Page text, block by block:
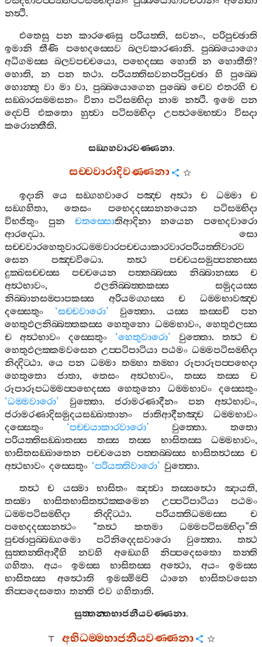
නත්‍ථි.
එතෙසු
පන කාරණෙසු පරියත‍්ති,සවනං, පරිපුච‍්ඡාති
ඉමානි
තීණි පභෙදස‍්සෙව බලවකාරණානි. පුබ‍්බයොගො
අධිගමස‍්ස බලවපච‍්චයො,පභෙදස‍්ස හොති න හොතීති?
හොති,න පන තථා. පරියත‍්තිසවනපරිපුච‍්ඡා හි
පුබ‍්බෙ
හොන‍්තු වා මා වා, පුබ‍්බයොගෙන පුබ‍්බෙ චෙව එතරහි ච
සඞ‍්ඛාරසම‍්මසනං විනා පටිසම‍්භිදා නාම නත්‍ථි.ඉමෙ පන
ද‍්වෙපි
එකතො හුත්‍වා පටිසම‍්භිදා උපත්‍ථම‍්භෙත්‍වා
විසදා
කරොන‍්තීති.
සඞ‍්ගහවාරවණ‍්ණනා.
සච‍්චවාරාදිවණ‍්ණනා
ඉදානි යෙ සඞ‍්ගහවාරෙ පඤ‍්ච අත්‍ථා ච ධම‍්මා
ච
සඞ‍්ගහිතා,තෙසං පභෙදදස‍්සනනයෙන
පටිසම‍්භිදා
විභජිතුං
පුන චතස‍්සොතිආදිනා නයෙන
පභෙදවාරො
ආරද‍්ධො. සො
සච‍්චවාරහෙතුවාරධම‍්මවාරපච‍්චයාකාරවාරපරියත‍්තිවාරව
සෙන
පඤ‍්චවිධො. තත්‍ථ
පච‍්චයසමුප‍්පන‍්නස‍්ස
දුක‍්ඛසච‍්චස‍්ස
පච‍්චයෙන පත‍්තබ‍්බස‍්ස නිබ‍්බානස‍්ස
ච
අත්‍ථභාවං, ඵලනිබ‍්බත‍්තකස‍්ස
සමුදයස‍්ස
නිබ‍්බානසම‍්පාපකස‍්ස
අරියමග‍්ගස‍්ස ච
ධම‍්මභාවඤ‍්ච
දස‍්සෙතුං
‘සච‍්චවාරො’ වුත‍්තො. යස‍්ස කස‍්සචි
පන
හෙතුඵලනිබ‍්බත‍්තකස‍්ස හෙතුනො ධම‍්මභාවං,හෙතුඵලස‍්ස
ච
අත්‍ථභාවං දස‍්සෙතුං ‘හෙතුවාරො’ වුත‍්තො. තත්‍ථ
ච
හෙතුඵලක‍්කමවසෙන උප‍්පටිපාටියා පඨමං ධම‍්මපටිසම‍්භිදා
නිද‍්දිට‍්ඨා. යෙ පන ධම‍්මා තම‍්හා තම‍්හා රූපාරූපප‍්පභෙදා
හෙතුතො
ජාතා,තෙසං අත්‍ථභාවං, තස‍්ස තස‍්ස
ච
රූපාරූපධම‍්මප‍්පභෙදස‍්ස
හෙතුනො ධම‍්මභාවං
දස‍්සෙතුං
‘ධම‍්මවාරො’ වුත‍්තො. ජරාමරණාදීනං පන අත්‍ථභාවං,
ජරාමරණාදිසමුදයසඞ‍්ඛාතානං
ජාතිආදීනඤ‍්ච
ධම‍්මභාවං
දස‍්සෙතුං
‘පච‍්චයාකාරවාරො’ වුත‍්තො.තතො
පරියත‍්තිසඞ‍්ඛාතස‍්ස
තස‍්ස තස‍්ස භාසිතස‍්ස ධම‍්මභාවං,
භාසිතසඞ‍්ඛාතෙන පච‍්චයෙන පත‍්තබ‍්බස‍්ස භාසිතත්‍ථස‍්ස ච
අත්‍ථභාවං දස‍්සෙතුං ‘පරියත‍්තිවාරො’ වුත‍්තො.
තත්‍ථ
ච යස‍්මා භාසිතං ඤත්‍වා තස‍්සත්‍ථො ඤායති,
තස‍්මා
භාසිතභාසිතත්‍ථක‍්කමෙන උප‍්පටිපාටියා
පඨමං
ධම‍්මපටිසම‍්භිදා
නිද‍්දිට‍්ඨා. පරියත‍්තිධම‍්මස‍්ස
ච
පභෙදදස‍්සනත්‍ථං “තත්‍ථ කතමා ධම‍්මපටිසම‍්භිදා”ති
පුච‍්ඡාපුබ‍්බඞ‍්ගමො
පටිනිද‍්දෙසවාරො වුත‍්තො. තත්‍ථ
සුත‍්තන‍්තිආදීහි
නවහි අඞ‍්ගෙහි නිප‍්පදෙසතො
තන‍්ති
ගහිතා. අයං ඉමස‍්ස භාසිතස‍්ස අත්‍ථො, අයං
ඉමස‍්ස
භාසිතස‍්ස
අත්‍ථොති ඉමස‍්මිම‍්පි ඨානෙ
භාසිතවසෙන
නිප‍්පදෙසතො තන‍්ති එව ගහිතාති.
සුත‍්තන‍්තභාජනීයවණ‍්ණනා.
අභිධම‍්මභාජනීයවණ‍්ණනා